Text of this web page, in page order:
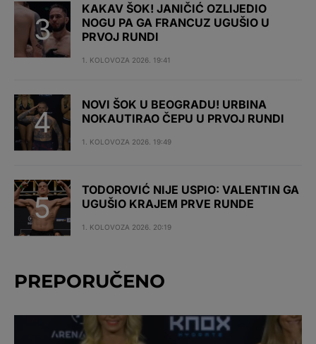
KAKAV ŠOK! JANIČIĆ OZLIJEDIO
NOGU PA GA FRANCUZ UGUŠIO U
PRVOJ RUNDI
1. KOLOVOZA 2026. 19:41
NOVI ŠOK U BEOGRADU! URBINA
NOKAUTIRAO ČEPU U PRVOJ RUNDI
1. KOLOVOZA 2026. 19:49
TODOROVIĆ NIJE USPIO: VALENTIN GA
UGUŠIO KRAJEM PRVE RUNDE
1. KOLOVOZA 2026. 20:19
PREPORUČENO